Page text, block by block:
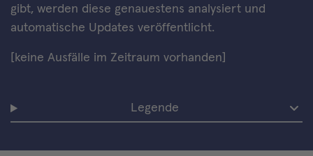
gibt, werden diese genauestens analysiert und
automatische Updates veröffentlicht.
[keine Ausfälle im Zeitraum vorhanden]
Legende